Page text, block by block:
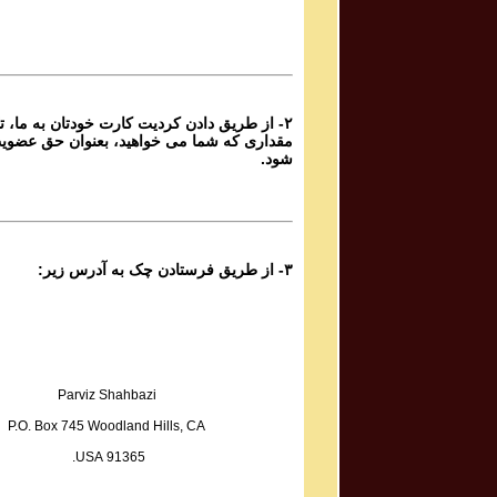
Atashi Dar Sineh Daram Javedani
Yoones Khanbeigi یونس خان بیگی
Taa Baad Chenin Baada
Rameshgaran
Fazel Jamshidi فاضل جمشیدی
و همایون شجریان
۲- از طریق دادن کردیت کارت خودتان به ما،
مقداری که شما می خواهید، بعنوان حق
شود.
۳- از طریق فرستادن چک به آدرس زیر:
Parviz Shahbazi
P.O. Box 745 Woodland Hills, CA
91365 USA.